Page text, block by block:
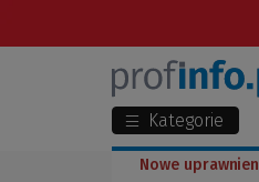
Kategorie
Nowe